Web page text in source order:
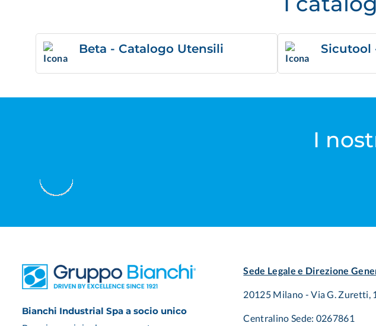
Beta - Catalogo Utensili Sicutool
I
Bianchi Industrial Spa a socio unico
Sede Legale e Direzione
20125 Milano - Via G. Zuretti,
Centralino Sede: 0267861